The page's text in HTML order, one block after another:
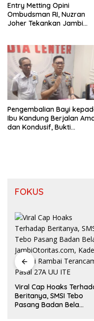
Entry Metting Opini
Ombudsman RI, Nuzran
Joher Tekankan Jambi
Pengembalian Bayi
Ibu Kandung Berjalan
dan Kondusif, Bukti
FOKUS
Pesan Keras untuk
Gubernur Jambi:
Abaikan Jalan Simpang
Betung–Pintas, Warga 11
Desa Siap Bergerak